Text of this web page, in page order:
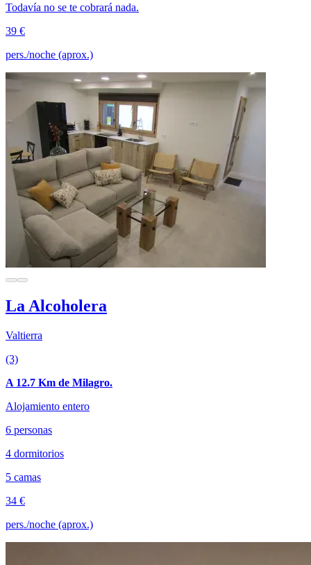
Todavía no se te cobrará nada.
39 €
pers./noche (aprox.)
La Alcoholera
Valtierra
(3)
A 12.7 Km de Milagro.
Alojamiento entero
6 personas
4 dormitorios
5 camas
34 €
pers./noche (aprox.)